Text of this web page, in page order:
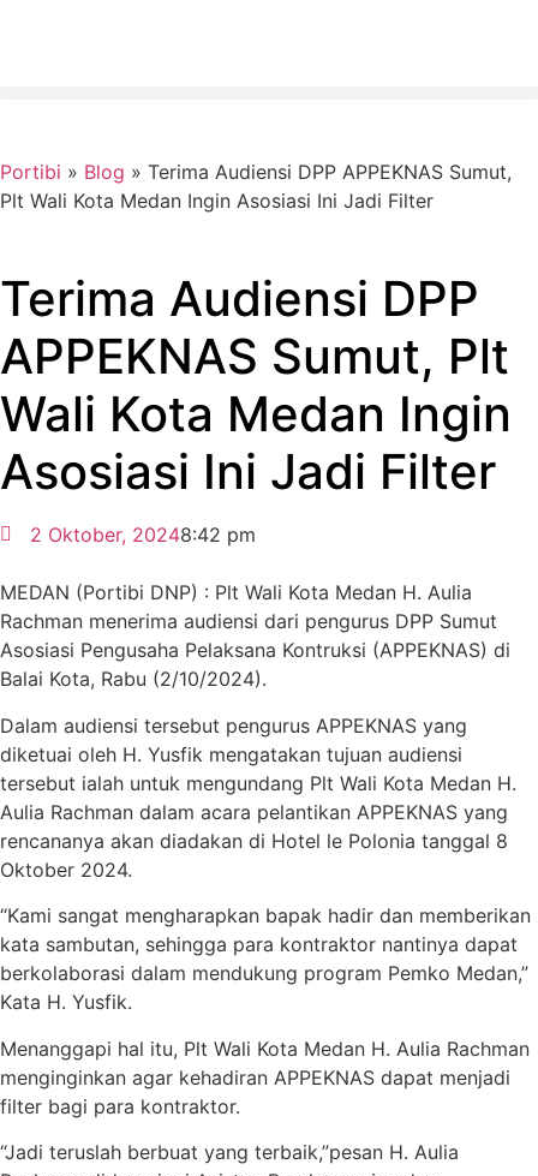
Portibi » Blog » Terima Audiensi DPP APPEKNAS Sumut,
Plt Wali Kota Medan Ingin Asosiasi Ini Jadi Filter
Terima Audiensi DPP
APPEKNAS Sumut, Plt
Wali Kota Medan Ingin
Asosiasi Ini Jadi Filter
2 Oktober, 20248:42 pm
MEDAN (Portibi DNP) : Plt Wali Kota Medan H. Aulia
Rachman menerima audiensi dari pengurus DPP Sumut
Asosiasi Pengusaha Pelaksana Kontruksi (APPEKNAS) di
Balai Kota, Rabu (2/10/2024).
Dalam audiensi tersebut pengurus APPEKNAS yang
diketuai oleh H. Yusfik mengatakan tujuan audiensi
tersebut ialah untuk mengundang Plt Wali Kota Medan H.
Aulia Rachman dalam acara pelantikan APPEKNAS yang
rencananya akan diadakan di Hotel le Polonia tanggal 8
Oktober 2024.
“Kami sangat mengharapkan bapak hadir dan memberikan
kata sambutan, sehingga para kontraktor nantinya dapat
berkolaborasi dalam mendukung program Pemko Medan,”
Kata H. Yusfik.
Menanggapi hal itu, Plt Wali Kota Medan H. Aulia Rachman
menginginkan agar kehadiran APPEKNAS dapat menjadi
filter bagi para kontraktor.
“Jadi teruslah berbuat yang terbaik,”pesan H. Aulia